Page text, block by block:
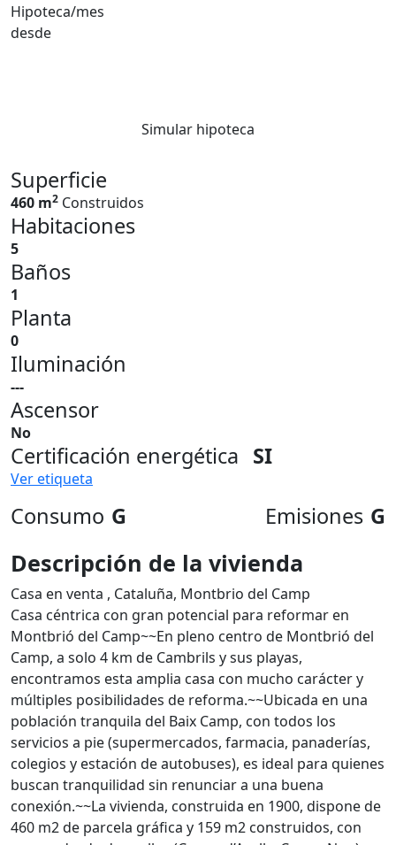
Hipoteca/mes
desde
Simular hipoteca
Superficie
460 m2 Construidos
Habitaciones
5
Baños
1
Planta
0
Iluminación
---
Ascensor
No
Certificación energética SI
Ver etiqueta
Consumo G Emisiones G
Descripción de la vivienda
Casa en venta , Cataluña, Montbrio del Camp
Casa céntrica con gran potencial para reformar en
Montbrió del Camp~~En pleno centro de Montbrió del
Camp, a solo 4 km de Cambrils y sus playas,
encontramos esta amplia casa con mucho carácter y
múltiples posibilidades de reforma.~~Ubicada en una
población tranquila del Baix Camp, con todos los
servicios a pie (supermercados, farmacia, panaderías,
colegios y estación de autobuses), es ideal para quienes
buscan tranquilidad sin renunciar a una buena
conexión.~~La vivienda, construida en 1900, dispone de
460 m2 de parcela gráfica y 159 m2 construidos, con